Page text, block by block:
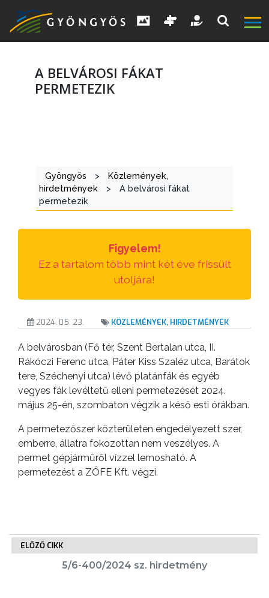
KIEMELT
LÁTVÁNYOSSÁGOK
GYÖNGYÖS
ÉRTÉKTÁRA
LAKOSSÁGI
HASZNOS
KVÍZ
PÉNZÜGYEI
A BELVÁROSI FÁKAT
PERMETEZIK
Gyöngyös >
Közlemények,
hirdetmények
>
A belvárosi fákat
permetezik
Figyelem!
Ez a tartalom több mint két éve frissült
utoljára!
2024. 05. 23. KÖZLEMÉNYEK, HIRDETMÉNYEK
A belvárosban (Fő tér, Szent Bertalan utca, II.
Rákóczi Ferenc utca, Páter Kiss Szaléz utca, Barátok
tere, Széchenyi utca) lévő platánfák és egyéb
vegyes fák levéltetű elleni permetezését 2024.
május 25-én, szombaton végzik a késő esti órákban.
A permetezőszer közterületen engedélyezett szer,
emberre, állatra fokozottan nem veszélyes. A
permet gépjárműről vízzel lemosható. A
permetezést a ZÖFE Kft. végzi.
ELŐZŐ CIKK
5/6-400/2024 sz. hirdetmény